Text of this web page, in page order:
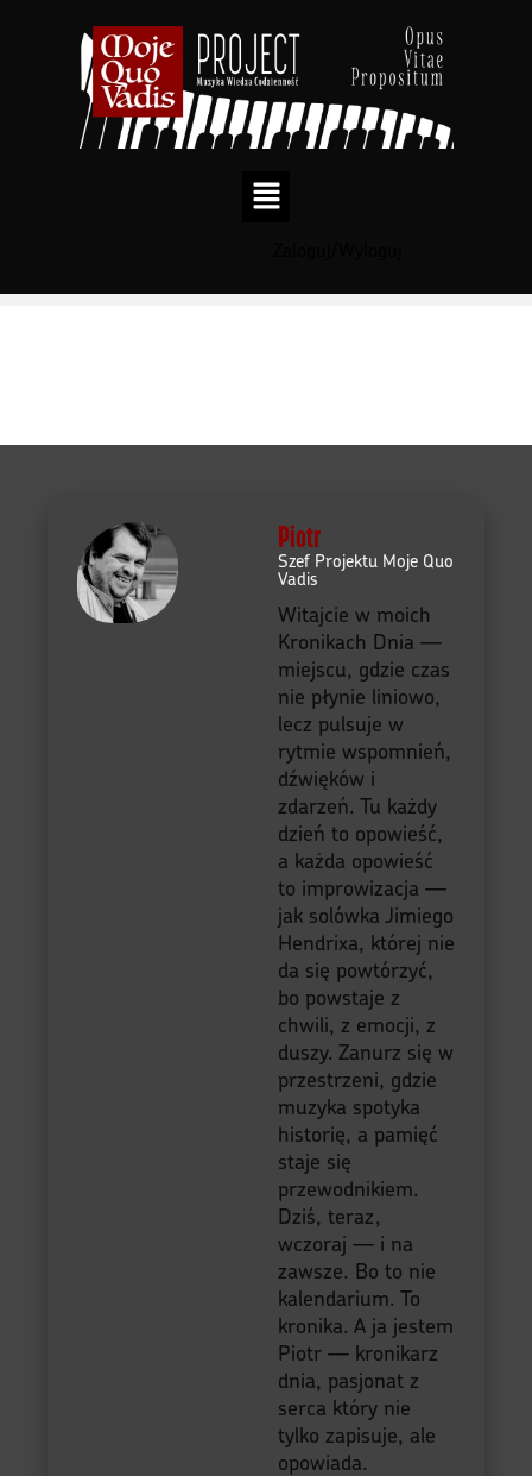
Piotr
Szef Projektu Moje Quo
Vadis
Witajcie w moich
Kronikach Dnia —
miejscu, gdzie czas
nie płynie liniowo,
lecz pulsuje w
rytmie wspomnień,
dźwięków i
zdarzeń. Tu każdy
dzień to opowieść,
a każda opowieść
to improwizacja —
jak solówka Jimiego
Hendrixa, której nie
da się powtórzyć,
bo powstaje z
chwili, z emocji, z
duszy. Zanurz się w
przestrzeni, gdzie
muzyka spotyka
historię, a pamięć
staje się
przewodnikiem.
Dziś, teraz,
wczoraj — i na
zawsze. Bo to nie
kalendarium. To
kronika. A ja jestem
Piotr — kronikarz
dnia, pasjonat z
serca który nie
tylko zapisuje, ale
opowiada.